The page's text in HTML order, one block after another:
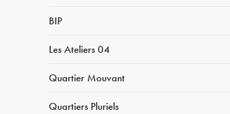
BIP
Les Ateliers 04
Quartier Mouvant
Quartiers Pluriels